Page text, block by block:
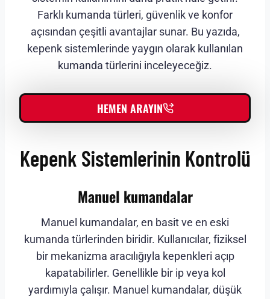
Farklı kumanda türleri, güvenlik ve konfor
açısından çeşitli avantajlar sunar. Bu yazıda,
kepenk sistemlerinde yaygın olarak kullanılan
kumanda türlerini inceleyeceğiz.
HEMEN ARAYIN
Kepenk Sistemlerinin Kontrolü
Manuel kumandalar
Manuel kumandalar, en basit ve en eski
kumanda türlerinden biridir. Kullanıcılar, fiziksel
bir mekanizma aracılığıyla kepenkleri açıp
kapatabilirler. Genellikle bir ip veya kol
yardımıyla çalışır. Manuel kumandalar, düşük